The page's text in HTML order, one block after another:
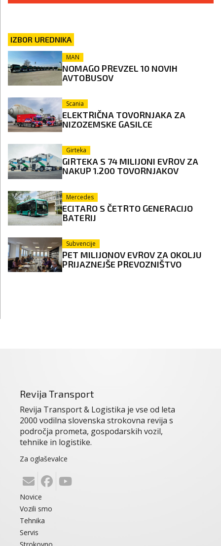
IZBOR UREDNIKA
MAN
NOMAGO PREVZEL 10 NOVIH
AVTOBUSOV
Scania
ELEKTRIČNA TOVORNJAKA ZA
NIZOZEMSKE GASILCE
Girteka
GIRTEKA S 74 MILIJONI EVROV ZA
NAKUP 1.200 TOVORNJAKOV
Mercedes
ECITARO S ČETRTO GENERACIJO
BATERIJ
Subvencije
PET MILIJONOV EVROV ZA OKOLJU
PRIJAZNEJŠE PREVOZNIŠTVO
Revija Transport
Revija Transport & Logistika je vse od leta
2000 vodilna slovenska strokovna revija s
področja prometa, gospodarskih vozil,
tehnike in logistike.
Za oglaševalce
Novice
Vozili smo
Tehnika
Servis